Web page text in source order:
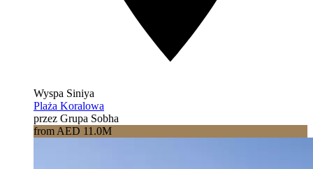
Wyspa Siniya
Plaża Koralowa
przez Grupa Sobha
from AED 11.0M